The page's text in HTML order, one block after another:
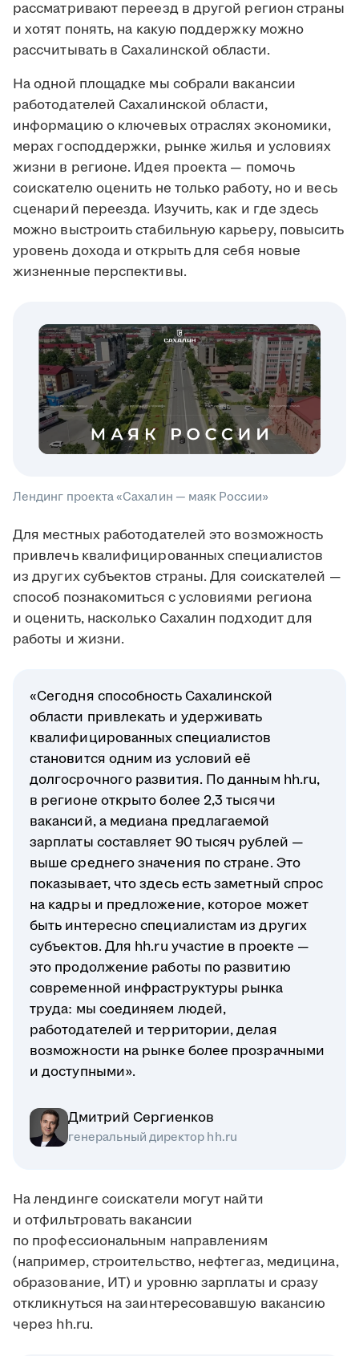
рассматривают переезд в другой регион страны
и хотят понять, на какую поддержку можно
рассчитывать в Сахалинской области.
На одной площадке мы собрали вакансии
работодателей Сахалинской области,
информацию о ключевых отраслях экономики,
мерах господдержки, рынке жилья и условиях
жизни в регионе. Идея проекта — помочь
соискателю оценить не только работу, но и весь
сценарий переезда. Изучить, как и где здесь
можно выстроить стабильную карьеру, повысить
уровень дохода и открыть для себя новые
жизненные перспективы.
Лендинг проекта «Сахалин — маяк России»
Для местных работодателей это возможность
привлечь квалифицированных специалистов
из других субъектов страны. Для соискателей —
способ познакомиться с условиями региона
и оценить, насколько Сахалин подходит для
работы и жизни.
«Сегодня способность Сахалинской
области привлекать и удерживать
квалифицированных специалистов
становится одним из условий её
долгосрочного развития. По данным hh.ru,
в регионе открыто более 2,3 тысячи
вакансий, а медиана предлагаемой
зарплаты составляет 90 тысяч рублей —
выше среднего значения по стране. Это
показывает, что здесь есть заметный спрос
на кадры и предложение, которое может
быть интересно специалистам из других
субъектов. Для hh.ru участие в проекте —
это продолжение работы по развитию
современной инфраструктуры рынка
труда: мы соединяем людей,
работодателей и территории, делая
возможности на рынке более прозрачными
и доступными».
Дмитрий Сергиенков
генеральный директор hh.ru
На лендинге соискатели могут найти
и отфильтровать вакансии
по профессиональным направлениям
(например, строительство, нефтегаз, медицина,
образование, ИТ) и уровню зарплаты и сразу
откликнуться на заинтересовавшую вакансию
через hh.ru.